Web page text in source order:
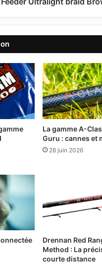
La gamme A-
Guru : cannes et
28 juin 2026
Drennan Red
Method : La
courte distance